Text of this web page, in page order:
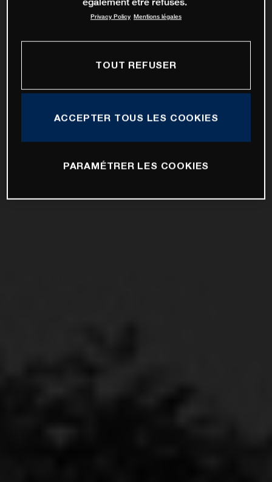
Privacy Policy Mentions légales
TOUT REFUSER
ACCEPTER TOUS LES COOKIES
PARAMÉTRER LES COOKIES